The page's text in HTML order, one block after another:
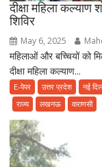
दीक्षा महिला
शिविर
May 6, 2025
महिलाओं और बच्चियों को
दीक्षा महिला कल्याण...
E-पेपर उत्तर प्रदेश नई
राज्य
लखनऊ वाराणसी